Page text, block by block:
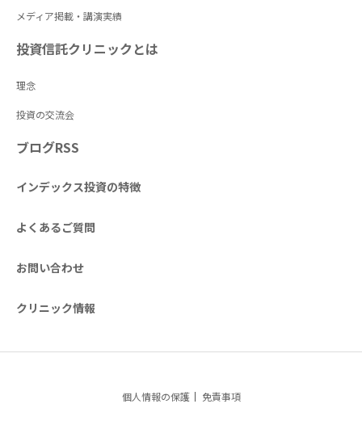
メディア掲載・講演実績
投資信託クリニックとは
理念
投資の交流会
ブログRSS
インデックス投資の特徴
よくあるご質問
お問い合わせ
クリニック情報
個人情報の保護 免責事項